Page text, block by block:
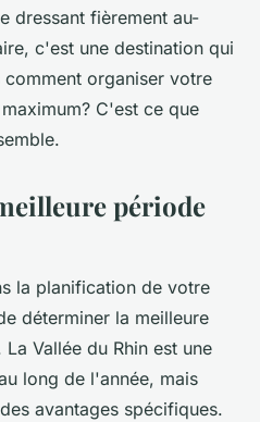
dressant fièrement au-
c'est une destination qui
organiser votre
C'est ce que
période
la planification de votre
déterminer la meilleure
Vallée du Rhin est une
long de l'année, mais
avantages spécifiques.